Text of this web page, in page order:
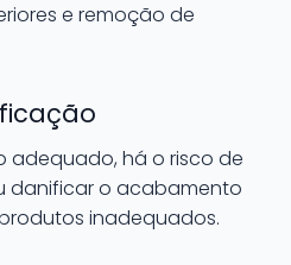
e remoção de
adequado, há o risco de
danificar o acabamento
inadequados.